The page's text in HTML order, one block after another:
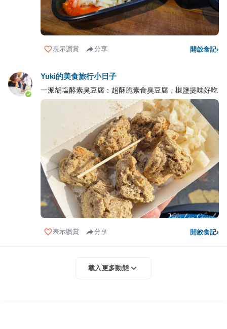
表示讚賞 分享 開啟食記›
Yuki的美食旅行小日子
一派胡塩酵素臭豆腐：超酥脆素食臭豆腐，椒鹽提味好吃
表示讚賞 分享 開啟食記›
載入更多動態